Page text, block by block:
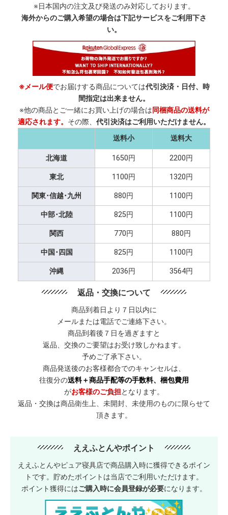
※日本国内の注文及び発送のみ対応しております。
海外からのご購入希望の場合は下記サービスをご利用下さ
い。
※メール便でお届けする商品については代引決済・日付、時
間指定は出来ません。
※他の商品とご一緒にお買い上げの場合は同梱商品の送料が
適応されます。 その際、 代引決済はご利用いただけません。
送料小
送料大
北海道 1650円 2200円
東北 1100円 1320円
関東･信越･九州 880円 1100円
中部･北陸 825円 1100円
関西 770円 880円
中国･四国 825円 1100円
沖縄 2036円 3564円
返品・交換について
商品到着日より７日以内に
メールまたは電話でご連絡下さい。
商品到着後７日を過ぎますと
返品、交換のご要望はお受け致しかねます。
予めご了承下さい。
商品発送後のお客様都合でのキャンセルは、
往復分の送料＋商品手配等の手数料、梱包費用
がお客様のご負担となります。
返品・交換は商品衛生上、未開封、未使用のものに限らせて
頂きます。
ええふとんやポイント
ええふとんやピュア寝具店で商品購入時に獲得できるポイン
トです。貯めたポイントは当店でご利用いただけます。
ポイント獲得にはご購入時に会員登録が必要になります。